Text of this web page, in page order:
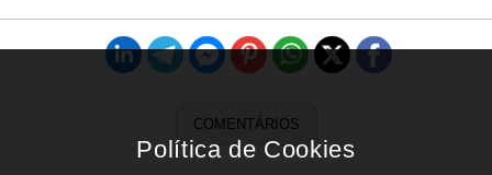
COMENTÁRIOS